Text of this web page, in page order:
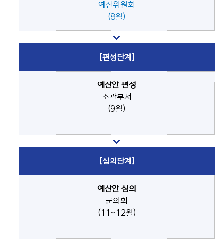
예산위원회
(8월)
[편성단계]
예산안 편성
소관부서
(9월)
[심의단계]
예산안 심의
군의회
(11~12월)